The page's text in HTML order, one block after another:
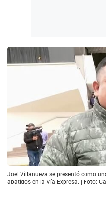
Joel Villanueva se presentó como
abatidos en la Vía Expresa. | Foto: